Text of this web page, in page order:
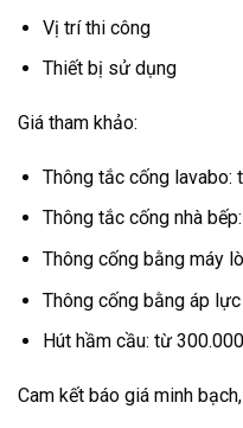
Vị trí thi công
Thiết bị sử dụng
Giá tham khảo:
Thông tắc cống lavabo:
Thông tắc cống nhà
Thông cống bằng máy
Thông cống bằng áp
Hút hầm cầu: từ
Cam kết báo giá minh